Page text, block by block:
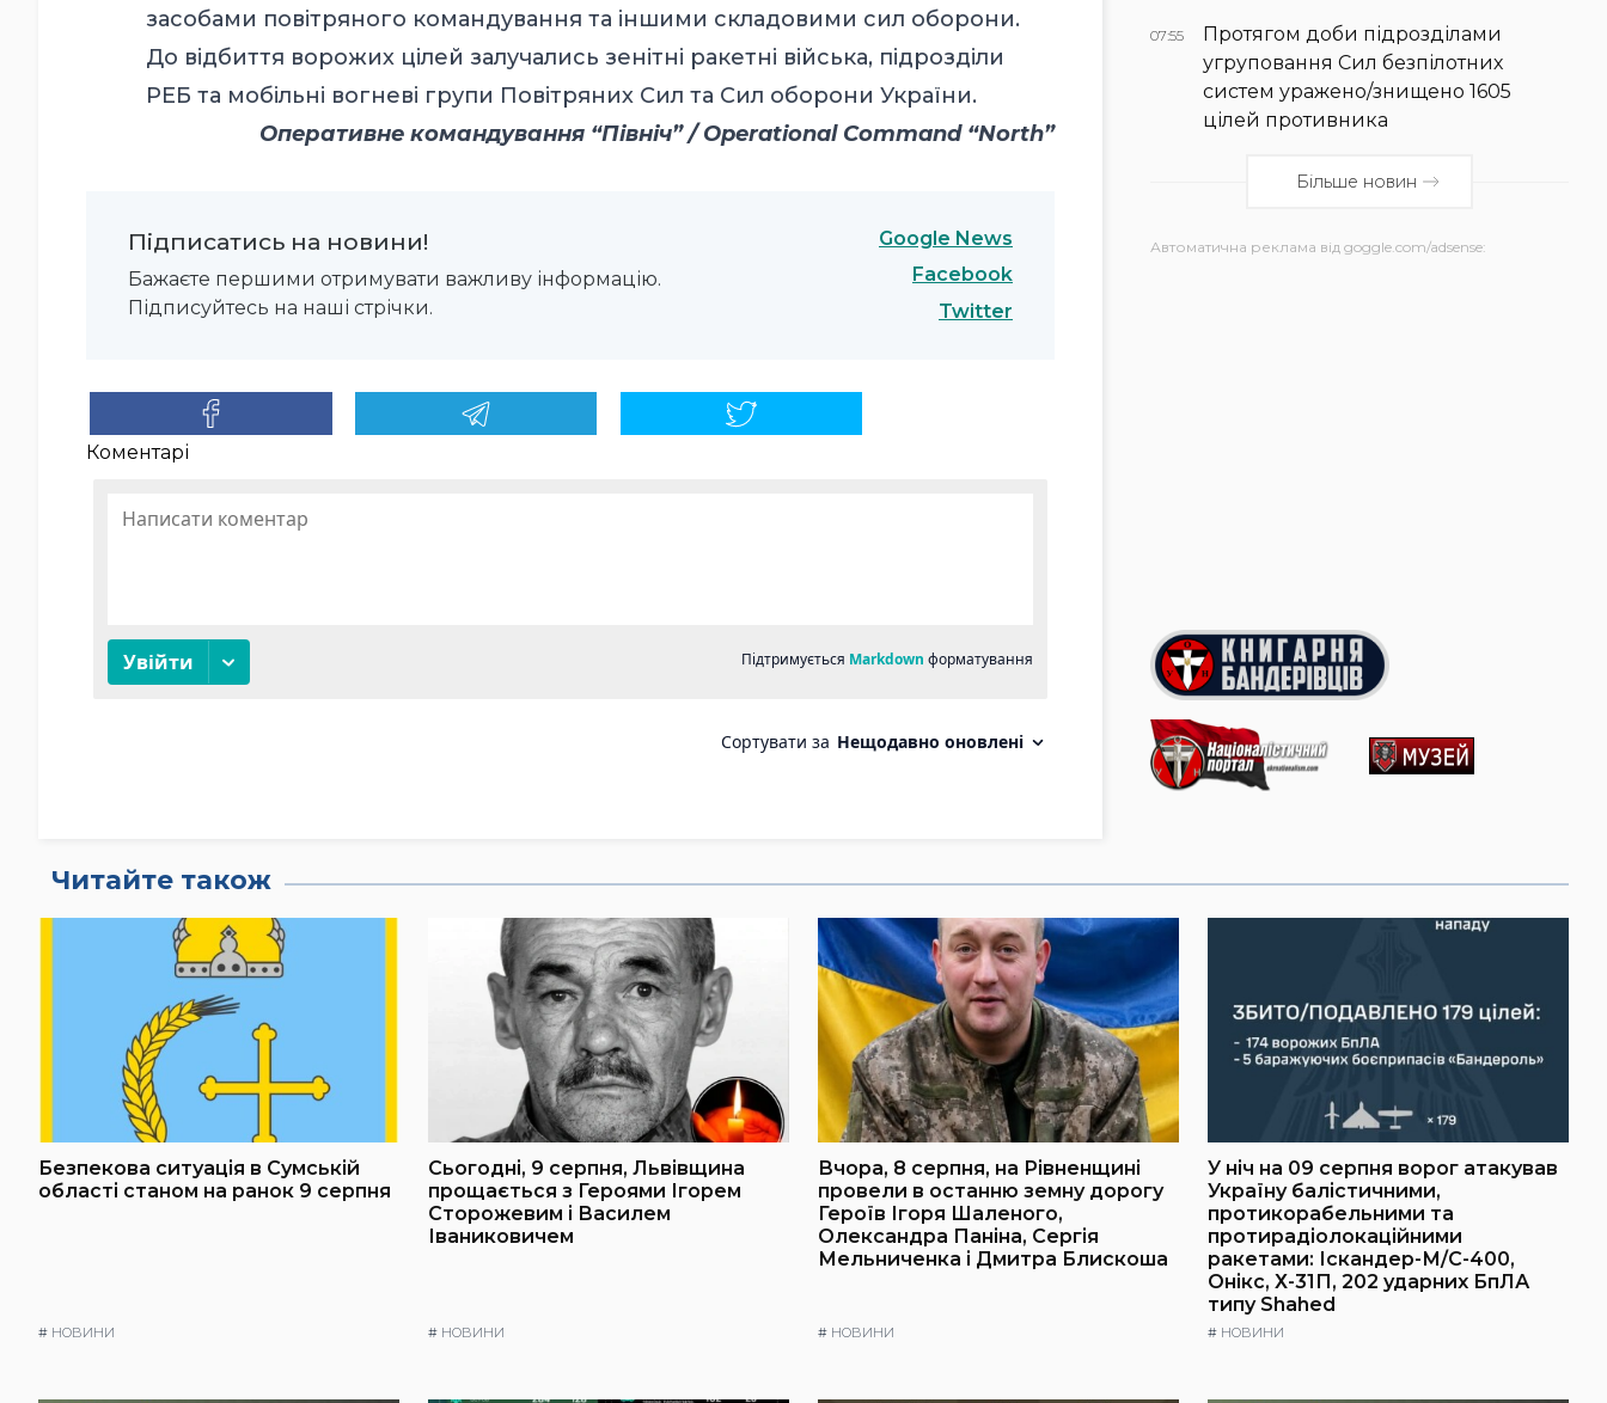
засобами повітряного командування та іншими складовими сил оборони.
До відбиття ворожих цілей залучались зенітні ракетні війська, підрозділи
РЕБ та мобільні вогневі групи Повітряних Сил та Сил оборони України.
Оперативне командування “Північ” / Operational Command “North”
Підписатись на новини!
Бажаєте першими отримувати важливу інформацію.
Підписуйтесь на наші стрічки.
Google News
Facebook
Twitter
Коментарі
07:55
Протягом доби підрозділами
угруповання Сил безпілотних
систем уражено/знищено 1605
цілей противника
Більше новин
Автоматична реклама від goggle.com/adsense:
Читайте також
Безпекова ситуація в Сумській
області станом на ранок 9 серпня
# НОВИНИ
Сьогодні, 9 серпня, Львівщина
прощається з Героями Ігорем
Сторожевим і Василем
Іваниковичем
# НОВИНИ
Вчора, 8 серпня, на Рівненщині
провели в останню земну дорогу
Героїв Ігоря Шаленого,
Олександра Паніна, Сергія
Мельниченка і Дмитра Блискоша
# НОВИНИ
У ніч на 09 серпня ворог атакував
Україну балістичними,
протикорабельними та
протирадіолокаційними
ракетами: Іскандер-М/С-400,
Онікс, Х-31П, 202 ударних БпЛА
типу Shahed
# НОВИНИ